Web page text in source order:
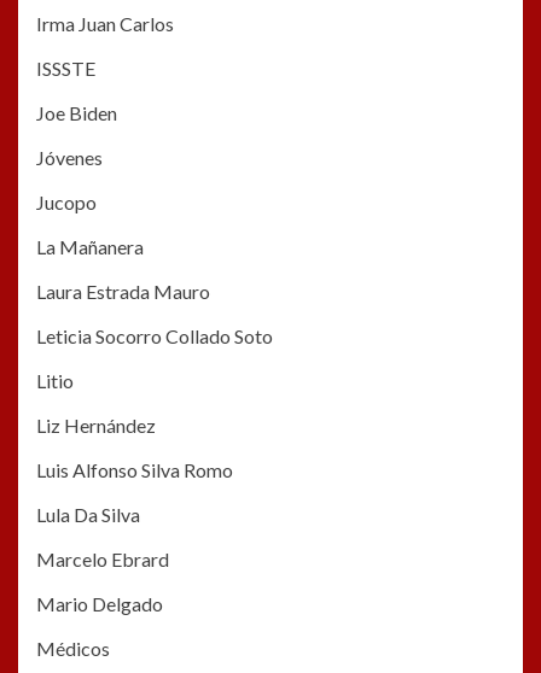
Irma Juan Carlos
ISSSTE
Joe Biden
Jóvenes
Jucopo
La Mañanera
Laura Estrada Mauro
Leticia Socorro Collado Soto
Litio
Liz Hernández
Luis Alfonso Silva Romo
Lula Da Silva
Marcelo Ebrard
Mario Delgado
Médicos